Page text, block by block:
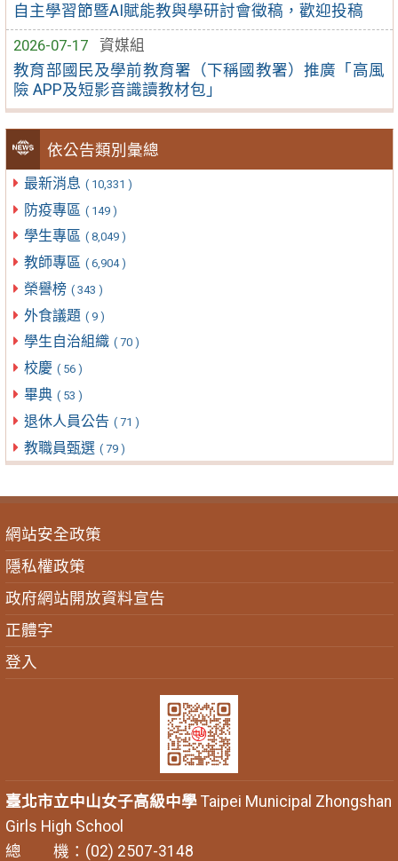
自主學習節暨AI賦能教與學研討會徵稿，歡迎投稿
2026-07-17
資媒組
教育部國民及學前教育署（下稱國教署）推廣「高風
險 APP及短影音識讀教材包」
依公告類別彙總
最新消息 ( 10,331 )
防疫專區 ( 149 )
學生專區 ( 8,049 )
教師專區 ( 6,904 )
榮譽榜 ( 343 )
外食議題 ( 9 )
學生自治組織 ( 70 )
校慶 ( 56 )
畢典 ( 53 )
退休人員公告 ( 71 )
教職員甄選 ( 79 )
網站安全政策
隱私權政策
政府網站開放資料宣告
正體字
登入
臺北市立中山女子高級中學Taipei Municipal Zhongshan
Girls High School
總 機：(02) 2507-3148